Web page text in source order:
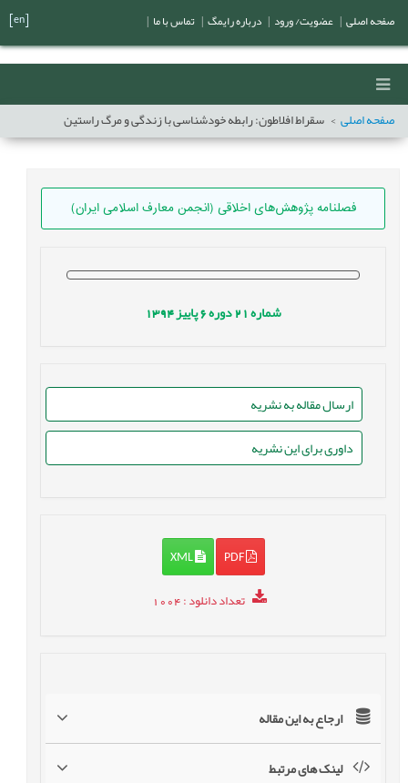
صفحه اصلی سقراط افلاطون: رابطه خودشناسی با زندگی و مرگ راستین
فصلنامه پژوهش‌های اخلاقی (انجمن معارف اسلامی ایران)
شماره21 دوره6 پاییز1394
ارسال مقاله به نشریه
داوری برای این نشریه
PDF
XML
تعداد دانلود: 1004
ارجاع به این مقاله
لینک های مرتبط
صفحه اصلی عضویت/ ورود درباره رایمگ تماس با ما